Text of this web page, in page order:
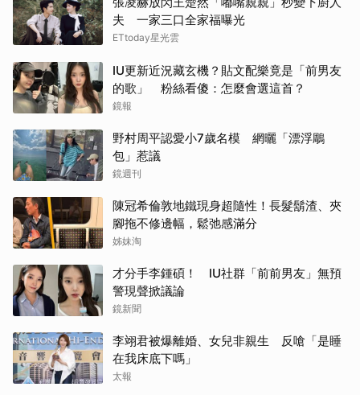
夫 一家三口全家福曝光
ETtoday星光雲
IU更新近況藏玄機？貼文配樂竟是「前男友
的歌」 粉絲看傻：怎麼會選這首？
鏡報
野村周平認愛小7歲名模 網曬「漂浮鵰
包」惹議
鏡週刊
陳冠希倫敦地鐵現身超隨性！長髮鬍渣、夾
腳拖不修邊幅，鬆弛感滿分
姊妹淘
才分手李鍾碩！ IU社群「前前男友」無預
警現聲掀議論
鏡新聞
李翊君被爆離婚、女兒非親生 反嗆「是睡
在我床底下嗎」
太報